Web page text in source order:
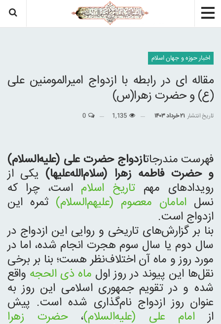
اخبار حوزه و جهان اسلام
مقاله ای در رابطه با ازدواج امیرالمومنین علی
(ع) و حضرت زهرا(س)
تاریخ انتشار ۲۱ خرداد ۱۴۰۳ 1,135
0
فهرست مندرجاتازدواج حضرت علی (علیه‌السلام)
و حضرت فاطمه زهرا (سلام‌الله‌علیها) یکی از
رویدادهای مهمتاریخ اسلام است، چرا که
نسلامامان معصوم (علیهم‌السلام) ثمره این
ازدواج است.
بنا بر گزارش‌های تاریخی و روایی این ازدواج در
سال دوم یا سال سوم هجرت انجام شده، اما در
مورد روز و ماه آن اختلاف‌نظر هست؛ بنا بر برخی
نقل‌ها این پیوند در روز اول ماه ذی الحجه واقع
شده و در تقویم جمهوری اسلامی این روز به
عنوان روز ازدواج نام‌گذاری شده است. پیش
ازامام علی (علیه‌السلام)،حضرت زهرا